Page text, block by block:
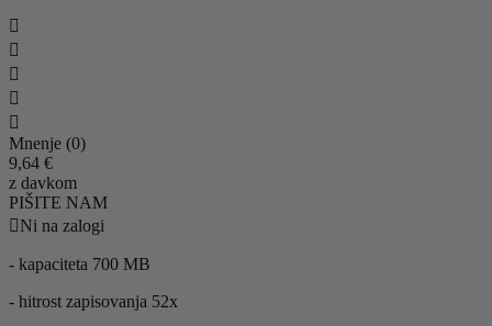





Mnenje (0)
9,64 €
z davkom
PIŠITE NAM
Ni na zalogi
- kapaciteta 700 MB
- hitrost zapisovanja 52x